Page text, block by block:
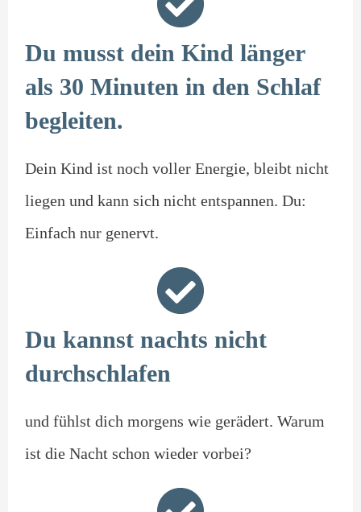
Du musst dein Kind länger
als 30 Minuten in den Schlaf
begleiten.
Dein Kind ist noch voller Energie, bleibt nicht
liegen und kann sich nicht entspannen. Du:
Einfach nur genervt.
Du kannst nachts nicht
durchschlafen
und fühlst dich morgens wie gerädert. Warum
ist die Nacht schon wieder vorbei?